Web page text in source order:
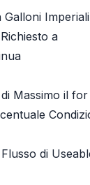
a
Massimo il
di